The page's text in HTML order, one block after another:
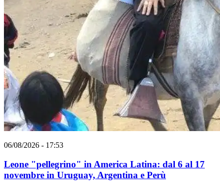
06/08/2026 - 17:53
Leone "pellegrino" in America Latina: dal 6 al 17
novembre in Uruguay, Argentina e Perù